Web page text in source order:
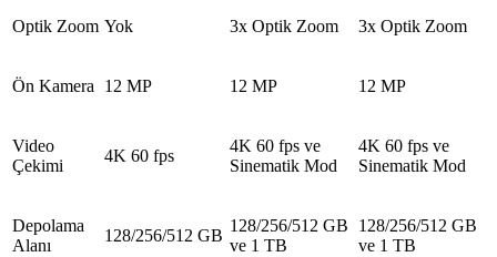
Optik Zoom Yok 3x Optik Zoom 3x Optik Zoom
Ön Kamera 12 MP 12 MP 12 MP
Video
Çekimi
4K 60 fps
4K 60 fps ve
Sinematik Mod
4K 60 fps ve
Sinematik Mod
Depolama
Alanı
128/256/512 GB
128/256/512 GB
ve 1 TB
128/256/512 GB
ve 1 TB